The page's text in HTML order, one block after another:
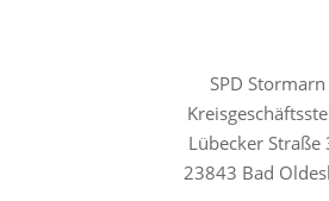
SPD Stormarn
Lübecker Straße
23843 Bad